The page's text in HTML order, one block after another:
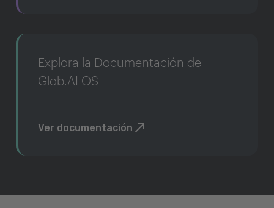
Explora la Documentación de
Glob.AI OS
Ver documentación